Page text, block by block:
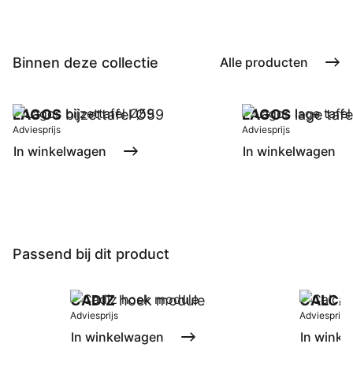
Binnen deze collectie Alle producten
LAGOS bijzettafel Ø59
Adviesprijs
In winkelwagen
LAGOSlage
Adviesprijs
In winkelwagen
Passend bij dit product
CADIZhoek module
Adviesprijs
In winkelwagen
Adviesprijs
In